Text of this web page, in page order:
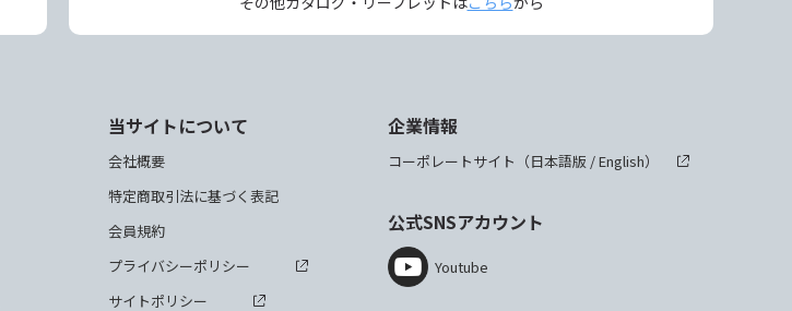
当サイトについて
会社概要
特定商取引法に基づく表記
会員規約
プライバシーポリシー
サイトポリシー
企業情報
コーポレートサイト（日本語版 /English）
公式SNSアカウント
Youtube